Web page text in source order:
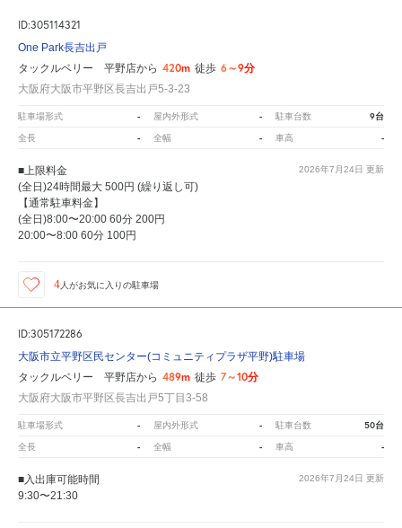
ID:305114321
One Park長吉出戸
タックルベリー 平野店から 420m 徒歩 6～9分
大阪府大阪市平野区長吉出戸5-3-23
駐車場形式 - 屋内外形式 - 駐車台数 9台
全長 - 全幅 - 車高 -
2026年7月24日 更新
■上限料金
(全日)24時間最大 500円 (繰り返し可)
【通常駐車料金】
(全日)8:00〜20:00 60分 200円
20:00〜8:00 60分 100円
4人がお気に入りの駐車場
ID:305172286
大阪市立平野区民センター(コミュニティプラザ平野)駐車場
タックルベリー 平野店から 489m 徒歩 7～10分
大阪府大阪市平野区長吉出戸5丁目3-58
駐車場形式 - 屋内外形式 - 駐車台数 50台
全長 - 全幅 - 車高 -
2026年7月24日 更新
■入出庫可能時間
9:30〜21:30